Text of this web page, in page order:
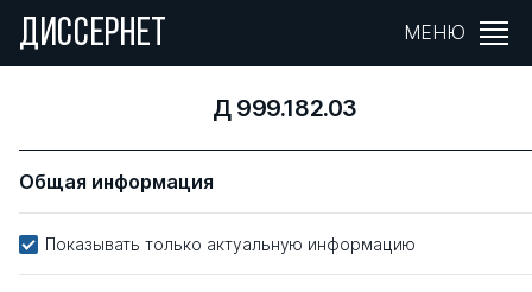
ДИССЕРНЕТ МЕНЮ
Д 999.182.03
Общая информация
Показывать только актуальную информацию